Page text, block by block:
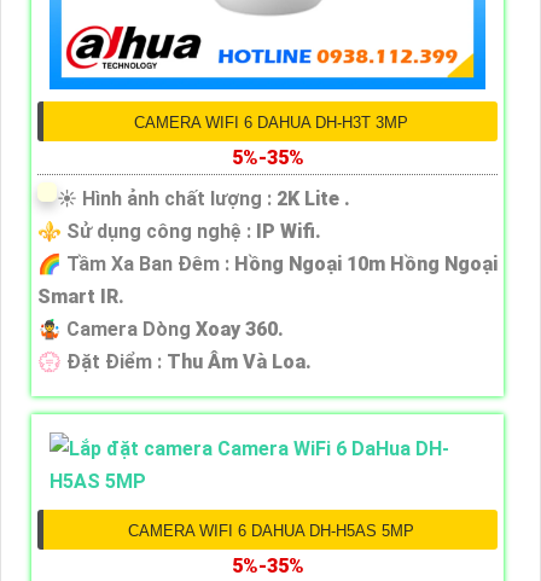
CAMERA WIFI 6 DAHUA DH-H3T 3MP
5%-35%
☀️ Hình ảnh chất lượng : 2K Lite .
⚜️ Sử dụng công nghệ : IP Wifi.
🌈 Tầm Xa Ban Đêm : Hồng Ngoại 10m Hồng Ngoại
Smart IR.
🤹 Camera Dòng Xoay 360.
️💮 Đặt Điểm : Thu Âm Và Loa.
CAMERA WIFI 6 DAHUA DH-H5AS 5MP
5%-35%